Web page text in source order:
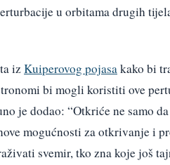
u orbitama drugih
izKuiperovog pojasakako bi
bi mogli koristiti ove
je dodao: “Otkriće ne samo
mogućnosti za otkrivanje i
svemir, tko zna koje još